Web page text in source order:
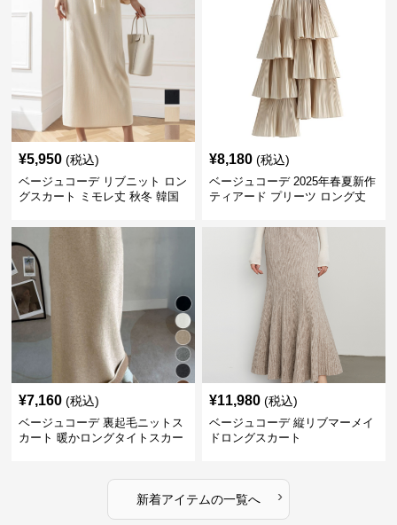
¥5,950 (税込)
ベージュコーデ リブニット ロン
グスカート ミモレ丈 秋冬 韓国
¥8,180 (税込)
ベージュコーデ 2025年春夏新作
ティアード プリーツ ロング丈
¥7,160 (税込)
ベージュコーデ 裏起毛ニットス
カート 暖かロングタイトスカー
¥11,980 (税込)
ベージュコーデ 縦リブマーメイ
ドロングスカート
新着アイテムの一覧へ ›